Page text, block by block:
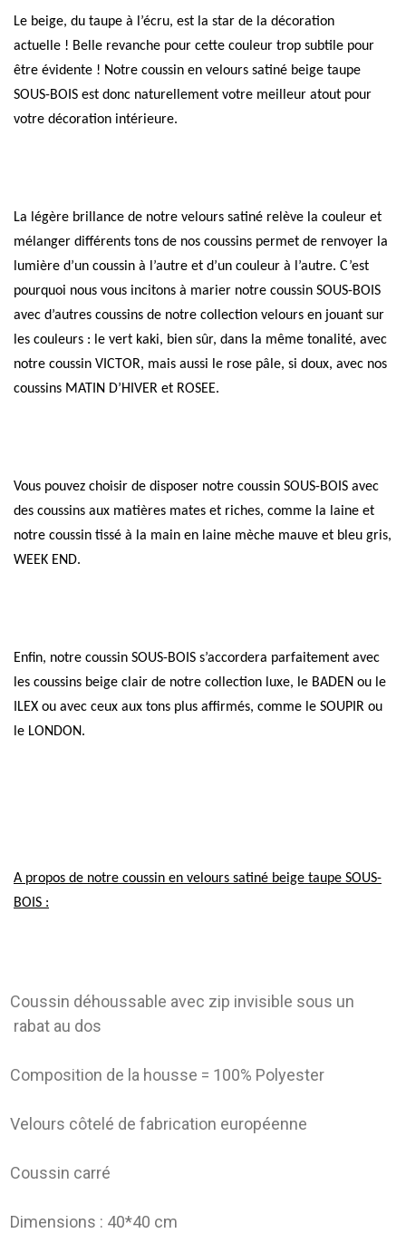
Le beige, du taupe à l’écru, est la star de la décoration
actuelle ! Belle revanche pour cette couleur trop subtile pour
être évidente ! Notre coussin en velours satiné beige taupe
SOUS-BOIS est donc naturellement votre meilleur atout pour
votre décoration intérieure.
La légère brillance de notre velours satiné relève la couleur et
mélanger différents tons de nos coussins permet de renvoyer la
lumière d’un coussin à l’autre et d’un couleur à l’autre. C’est
pourquoi nous vous incitons à marier notre coussin SOUS-BOIS
avec d’autres coussins de notre collection velours en jouant sur
les couleurs : le vert kaki, bien sûr, dans la même tonalité, avec
notre coussin VICTOR, mais aussi le rose pâle, si doux, avec nos
coussins MATIN D’HIVER et ROSEE.
Vous pouvez choisir de disposer notre coussin SOUS-BOIS avec
des coussins aux matières mates et riches, comme la laine et
notre coussin tissé à la main en laine mèche mauve et bleu gris,
WEEK END.
Enfin, notre coussin SOUS-BOIS s’accordera parfaitement avec
les coussins beige clair de notre collection luxe, le BADEN ou le
ILEX ou avec ceux aux tons plus affirmés, comme le SOUPIR ou
le LONDON.
A propos de notre coussin en velours satiné beige taupe SOUS-
BOIS :
Coussin déhoussable avec zip invisible sous un
rabat au dos
Composition de la housse = 100% Polyester
Velours côtelé de fabrication européenne
Coussin carré
Dimensions : 40*40 cm